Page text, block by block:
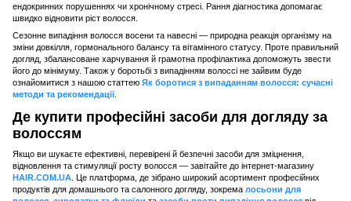
ендокринних порушеннях чи хронічному стресі. Рання діагностика допомагає
швидко відновити ріст волосся.
Сезонне випадіння волосся восени та навесні — природна реакція організму на
зміни довкілля, гормонального балансу та вітамінного статусу. Проте правильний
догляд, збалансоване харчування й грамотна профілактика допоможуть звести
його до мінімуму. Також у боротьбі з випадінням волоссі не зайвим буде
ознайомитися з нашою статтею Як боротися з випаданням волосся: сучасні
методи та рекомендації.
Де купити професійні засоби для догляду за
волоссям
Якщо ви шукаєте ефективні, перевірені й безпечні засоби для зміцнення,
відновлення та стимуляції росту волосся — завітайте до інтернет-магазину
HAIR.COM.UA . Це платформа, де зібрано широкий асортимент професійних
продуктів для домашнього та салонного догляду, зокрема лосьони для